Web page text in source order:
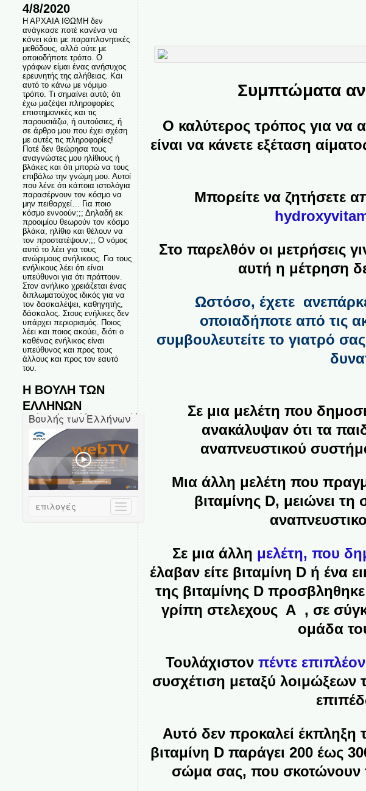
4/8/2020
Η ΑΡΧΑΙΑ ΙΘΩΜΗ δεν
ανάγκασε ποτέ κανένα να
κάνει κάτι με παραπλανητικές
μεθόδους, αλλά ούτε με
οποιοδήποτε τρόπο. Ο
γράφων είμαι ένας ανήσυχος
ερευνητής της αλήθειας. Και
αυτό το κάνω με νόμιμο
τρόπο. Τι σημαίνει αυτό; ότι
έχω μαζέψει πληροφορίες
επιστημονικές και τις
παρουσιάζω, ή αυτούσιες, ή
σε άρθρο μου που έχει σχέση
με αυτές τις πληροφορίες!
Ποτέ δεν θεώρησα τους
αναγνώστες μου ηλίθιους ή
βλάκες και ότι μπορώ να τους
επιβάλω την γνώμη μου. Αυτοί
που λένε ότι κάποια ιστολόγια
παρασέρνουν τον κόσμο να
μην πειθαρχεί… Για ποιο
κόσμο εννοούν;;; Δηλαδή εκ
προοιμίου θεωρούν τον κόσμο
βλάκα, ηλίθιο και θέλουν να
τον προστατέψουν;;; Ο νόμος
αυτό το λέει για τους
ανώριμους ανήλικους. Για τους
ενήλικους λέει ότι είναι
υπεύθυνοι για ότι πράττουν.
Στον ανήλικο χρειάζεται ένας
διπλωματούχος ιδικός για να
τον δασκαλέψει, καθηγητής,
δάσκαλος. Στους ενήλικες δεν
υπάρχει περιορισμός. Ποιος
λέει και ποιος ακούει, διότι ο
καθένας ενήλικος είναι
υπεύθυνος και προς τους
άλλους και προς τον εαυτό
του.
Η ΒΟΥΛΗ ΤΩΝ
ΕΛΛΗΝΩΝ
Συμπτώματα
Ο καλύτερος τρόπος για να
είναι να κάνετε εξέταση
Μπορείτε να ζητήσετε
Στο παρελθόν οι μετρήσεις
αυτή η μέτρηση
Ωστόσο, έχετε
οποιαδήποτε από τις
συμβουλευτείτε το γιατρό
Σε μια μελέτη που
ανακάλυψαν ότι τα
αναπνευστικού
Μια άλλη μελέτη που
βιταμίνης D, μειώνει
Σε μια άλλη μελέτη, που
έλαβαν είτε βιταμίνη D ή ένα
της βιταμίνης D
γρίπη στελεχους Α , σε
ομάδα
Τουλάχιστον πέντε
συσχέτιση μεταξύ λοιμώξεων
Αυτό δεν προκαλεί έκπληξη
βιταμίνη D παράγει 200 ​​έως
σώμα σας, που σκοτώνουν